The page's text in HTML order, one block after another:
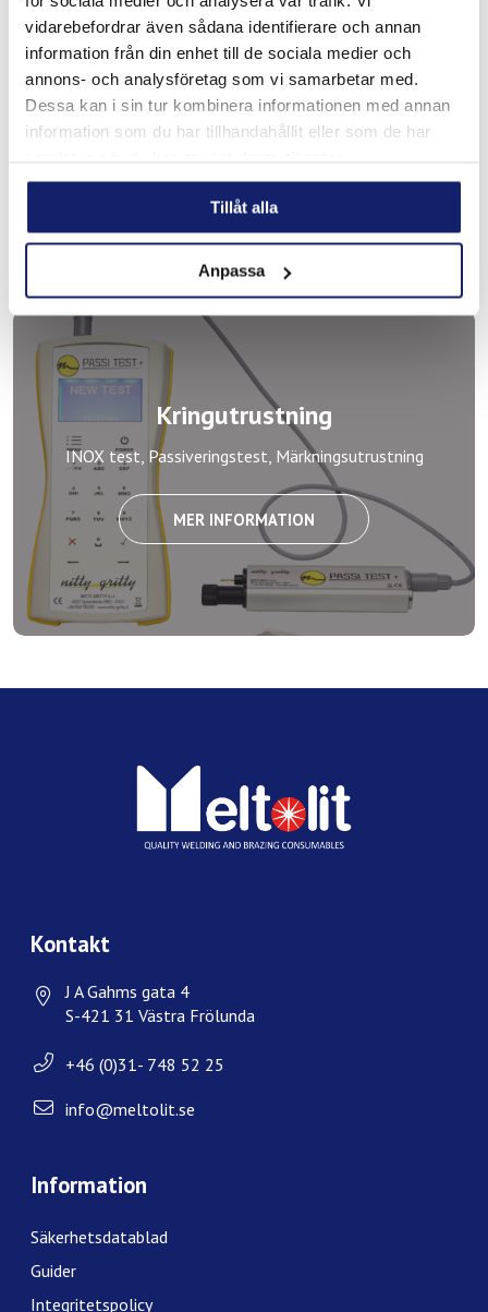
vidarebefordrar även sådana identifierare och annan
information från din enhet till de sociala medier och
annons- och analysföretag som vi samarbetar med.
Dessa kan i sin tur kombinera informationen med annan
information som du har tillhandahållit eller som de har
Tillåt alla
Anpassa
Nitty Gritty Bet och
passiveringsdukar
Bettejp, passiveringsdukar, neutraliseringsdukar
MER INFORMATION
Kringutrustning
INOX test, Passiveringstest, Märkningsutrustning
MER INFORMATION
Kontakt
J A Gahms gata 4
S-421 31 Västra Frölunda
+46 (0)31- 748 52 25
info@meltolit.se
Information
Säkerhetsdatablad
Guider
Integritetspolicy